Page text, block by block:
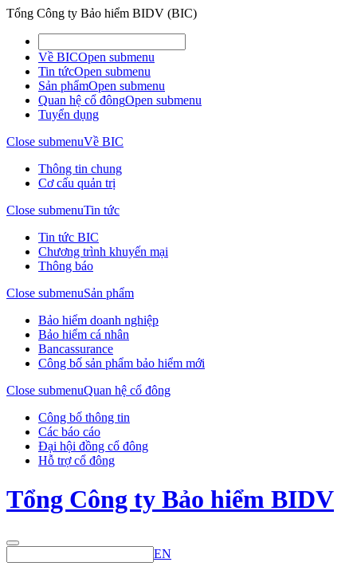
Tổng Công ty Bảo hiểm BIDV (BIC)
Về BICOpen submenu
Tin tứcOpen submenu
Sản phẩmOpen submenu
Quan hệ cổ đôngOpen submenu
Tuyển dụng
Close submenuVề BIC
Thông tin chung
Cơ cấu quản trị
Close submenuTin tức
Tin tức BIC
Chương trình khuyến mại
Thông báo
Close submenuSản phẩm
Bảo hiểm doanh nghiệp
Bảo hiểm cá nhân
Bancassurance
Công bố sản phẩm bảo hiểm mới
Close submenuQuan hệ cổ đông
Công bố thông tin
Các báo cáo
Đại hội đồng cổ đông
Hỗ trợ cổ đông
Tổng Công ty Bảo hiểm BIDV
EN